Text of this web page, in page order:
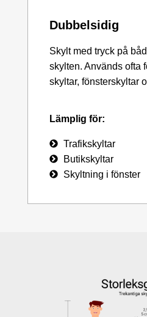
Dubbelsidig
Skylt med tryck på
skylten. Används ofta
skyltar, fönsterskyltar
Lämplig för:
Trafikskyltar
Butikskyltar
Skyltning i fönster